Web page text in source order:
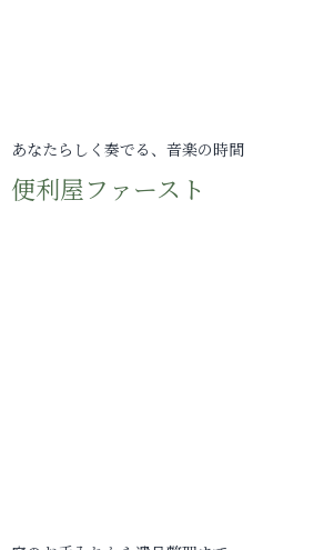
あなたらしく奏でる、音楽の時間
便利屋ファースト